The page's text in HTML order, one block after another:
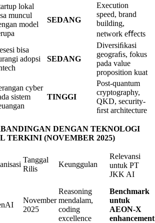
lokal
muncul
model
SEDANG
Execution
speed, brand
building,
network eﬀects
bisa
adopsi
SEDANG
Diversiﬁkasi
geograﬁs, fokus
pada value
proposition kuat
cyber
sistem
TINGGI
Post-quantum
cryptography,
QKD, security-
ﬁrst architecture
DENGAN TEKNOLOGI
TERKINI (NOVEMBER 2025)
Tanggal
Rilis
Keunggulan
Relevansi
untuk PT
JKK AI
Benchmark
untuk
AEON-X
enhancement
November
2025
Reasoning
mendalam,
coding
excellence